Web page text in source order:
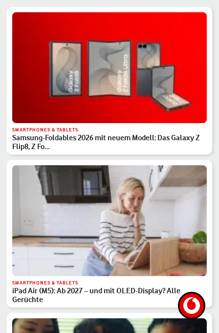
SMARTPHONES & TABLETS
Samsung-Foldables 2026 mit neuem Modell: Das Galaxy Z
Flip8, Z Fo…
SMARTPHONES & TABLETS
iPad Air (M5): Ab 2027 – und mit OLED-Display? Alle
Gerüchte